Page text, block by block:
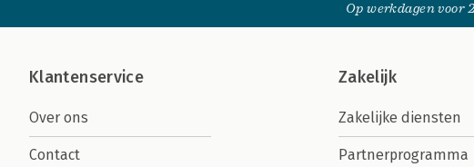
Op werkdagen voor
Klantenservice
Over ons
Contact
Zakelijk
Zakelijke diensten
Partnerprogramma